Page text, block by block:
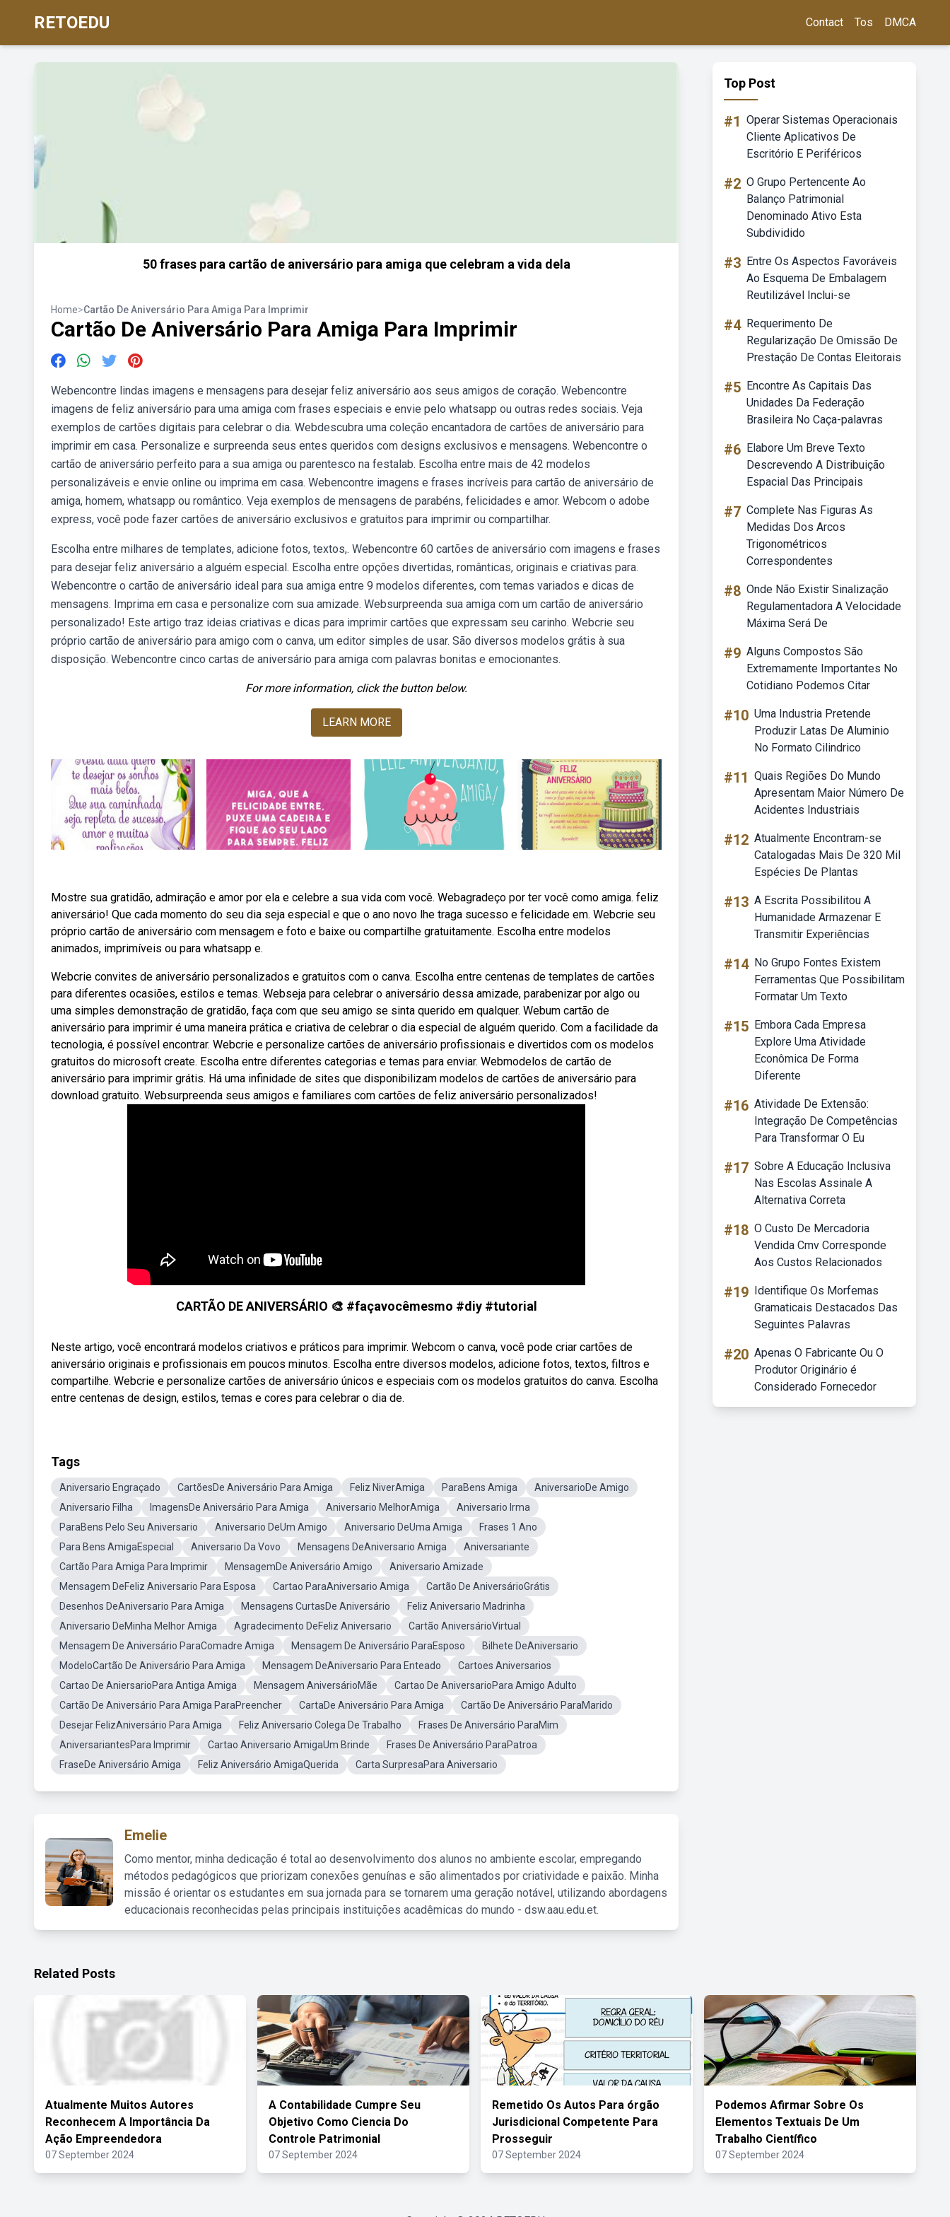
RETOEDU Contact Tos DMCA
50 frases para cartão de aniversário para amiga que celebram a vida dela
Home>Cartão De Aniversário Para Amiga Para Imprimir
Cartão De Aniversário Para Amiga Para Imprimir
Webencontre lindas imagens e mensagens para desejar feliz aniversário aos seus amigos de coração. Webencontre
imagens de feliz aniversário para uma amiga com frases especiais e envie pelo whatsapp ou outras redes sociais. Veja
exemplos de cartões digitais para celebrar o dia. Webdescubra uma coleção encantadora de cartões de aniversário para
imprimir em casa. Personalize e surpreenda seus entes queridos com designs exclusivos e mensagens. Webencontre o
cartão de aniversário perfeito para a sua amiga ou parentesco na festalab. Escolha entre mais de 42 modelos
personalizáveis e envie online ou imprima em casa. Webencontre imagens e frases incríveis para cartão de aniversário de
amiga, homem, whatsapp ou romântico. Veja exemplos de mensagens de parabéns, felicidades e amor. Webcom o adobe
express, você pode fazer cartões de aniversário exclusivos e gratuitos para imprimir ou compartilhar.
Escolha entre milhares de templates, adicione fotos, textos,. Webencontre 60 cartões de aniversário com imagens e frases
para desejar feliz aniversário a alguém especial. Escolha entre opções divertidas, românticas, originais e criativas para.
Webencontre o cartão de aniversário ideal para sua amiga entre 9 modelos diferentes, com temas variados e dicas de
mensagens. Imprima em casa e personalize com sua amizade. Websurpreenda sua amiga com um cartão de aniversário
personalizado! Este artigo traz ideias criativas e dicas para imprimir cartões que expressam seu carinho. Webcrie seu
próprio cartão de aniversário para amigo com o canva, um editor simples de usar. São diversos modelos grátis à sua
disposição. Webencontre cinco cartas de aniversário para amiga com palavras bonitas e emocionantes.
For more information, click the button below.
LEARN MORE
Mostre sua gratidão, admiração e amor por ela e celebre a sua vida com você. Webagradeço por ter você como amiga. feliz
aniversário! Que cada momento do seu dia seja especial e que o ano novo lhe traga sucesso e felicidade em. Webcrie seu
próprio cartão de aniversário com mensagem e foto e baixe ou compartilhe gratuitamente. Escolha entre modelos
animados, imprimíveis ou para whatsapp e.
Webcrie convites de aniversário personalizados e gratuitos com o canva. Escolha entre centenas de templates de cartões
para diferentes ocasiões, estilos e temas. Webseja para celebrar o aniversário dessa amizade, parabenizar por algo ou
uma simples demonstração de gratidão, faça com que seu amigo se sinta querido em qualquer. Webum cartão de
aniversário para imprimir é uma maneira prática e criativa de celebrar o dia especial de alguém querido. Com a facilidade da
tecnologia, é possível encontrar. Webcrie e personalize cartões de aniversário profissionais e divertidos com os modelos
gratuitos do microsoft create. Escolha entre diferentes categorias e temas para enviar. Webmodelos de cartão de
aniversário para imprimir grátis. Há uma infinidade de sites que disponibilizam modelos de cartões de aniversário para
download gratuito. Websurpreenda seus amigos e familiares com cartões de feliz aniversário personalizados!
CARTÃO DE ANIVERSÁRIO 🎨 #façavocêmesmo #diy #tutorial
Neste artigo, você encontrará modelos criativos e práticos para imprimir. Webcom o canva, você pode criar cartões de
aniversário originais e profissionais em poucos minutos. Escolha entre diversos modelos, adicione fotos, textos, filtros e
compartilhe. Webcrie e personalize cartões de aniversário únicos e especiais com os modelos gratuitos do canva. Escolha
entre centenas de design, estilos, temas e cores para celebrar o dia de.
Tags
Aniversario Engraçado CartõesDe Aniversário Para Amiga Feliz NiverAmiga ParaBens Amiga
AniversarioDe Amigo
Aniversario Filha
ImagensDe Aniversário Para Amiga Aniversario MelhorAmiga
Aniversario Irma
ParaBens Pelo Seu Aniversario
Aniversario DeUm Amigo Aniversario DeUma Amiga
Frases 1 Ano
Para Bens AmigaEspecial
Aniversario Da Vovo Mensagens DeAniversario Amiga
Aniversariante
Cartão Para Amiga Para Imprimir
MensagemDe Aniversário Amigo
Aniversario Amizade
Mensagem DeFeliz Aniversario Para Esposa
Cartao ParaAniversario Amiga
Cartão De AniversárioGrátis
Desenhos DeAniversario Para Amiga
Mensagens CurtasDe Aniversário
Feliz Aniversario Madrinha
Aniversario DeMinha Melhor Amiga
Agradecimento DeFeliz Aniversario
Cartão AniversárioVirtual
Mensagem De Aniversário ParaComadre Amiga
Mensagem De Aniversário ParaEsposo
Bilhete DeAniversario
ModeloCartão De Aniversário Para Amiga
Mensagem DeAniversario Para Enteado
Cartoes Aniversarios
Cartao De AniersarioPara Antiga Amiga
Mensagem AniversárioMãe
Cartao De AniversarioPara Amigo Adulto
Cartão De Aniversário Para Amiga ParaPreencher
CartaDe Aniversário Para Amiga
Cartão De Aniversário ParaMarido
Desejar FelizAniversário Para Amiga
Feliz Aniversario Colega De Trabalho
Frases De Aniversário ParaMim
AniversariantesPara Imprimir
Cartao Aniversario AmigaUm Brinde
Frases De Aniversário ParaPatroa
FraseDe Aniversário Amiga
Feliz Aniversário AmigaQuerida Carta SurpresaPara Aniversario
Emelie
Como mentor, minha dedicação é total ao desenvolvimento dos alunos no ambiente escolar, empregando
métodos pedagógicos que priorizam conexões genuínas e são alimentados por criatividade e paixão. Minha
missão é orientar os estudantes em sua jornada para se tornarem uma geração notável, utilizando abordagens
educacionais reconhecidas pelas principais instituições acadêmicas do mundo - dsw.aau.edu.et.
Top Post
#1 Operar Sistemas Operacionais
Cliente Aplicativos De
Escritório E Periféricos
#2 O Grupo Pertencente Ao
Balanço Patrimonial
Denominado Ativo Esta
Subdividido
#3 Entre Os Aspectos Favoráveis
Ao Esquema De Embalagem
Reutilizável Inclui-se
#4 Requerimento De
Regularização De Omissão De
Prestação De Contas Eleitorais
#5 Encontre As Capitais Das
Unidades Da Federação
Brasileira No Caça-palavras
#6 Elabore Um Breve Texto
Descrevendo A Distribuição
Espacial Das Principais
#7 Complete Nas Figuras As
Medidas Dos Arcos
Trigonométricos
Correspondentes
#8 Onde Não Existir Sinalização
Regulamentadora A Velocidade
Máxima Será De
#9 Alguns Compostos São
Extremamente Importantes No
Cotidiano Podemos Citar
#10 Uma Industria Pretende
Produzir Latas De Aluminio
No Formato Cilindrico
#11 Quais Regiões Do Mundo
Apresentam Maior Número De
Acidentes Industriais
#12 Atualmente Encontram-se
Catalogadas Mais De 320 Mil
Espécies De Plantas
#13 A Escrita Possibilitou A
Humanidade Armazenar E
Transmitir Experiências
#14 No Grupo Fontes Existem
Ferramentas Que Possibilitam
Formatar Um Texto
#15 Embora Cada Empresa
Explore Uma Atividade
Econômica De Forma
Diferente
#16 Atividade De Extensão:
Integração De Competências
Para Transformar O Eu
#17 Sobre A Educação Inclusiva
Nas Escolas Assinale A
Alternativa Correta
#18 O Custo De Mercadoria
Vendida Cmv Corresponde
Aos Custos Relacionados
#19 Identifique Os Morfemas
Gramaticais Destacados Das
Seguintes Palavras
#20 Apenas O Fabricante Ou O
Produtor Originário é
Considerado Fornecedor
Related Posts
Atualmente Muitos Autores
Reconhecem A Importância Da
Ação Empreendedora
07 September 2024
A Contabilidade Cumpre Seu
Objetivo Como Ciencia Do
Controle Patrimonial
07 September 2024
Remetido Os Autos Para órgão
Jurisdicional Competente Para
Prosseguir
07 September 2024
Podemos Afirmar Sobre Os
Elementos Textuais De Um
Trabalho Científico
07 September 2024